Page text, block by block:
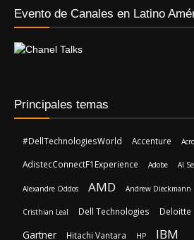
Evento de Canales en Latino
Principales temas
#DellTechnologiesWorld Accenture
AdistecConnectF1Experience Adobe AI
Alexandre Oddos AMD Andrew Dieckmann
Cristhian Leal Dell Technologies Deloitte
Gartner Hitachi Vantara HP IBM